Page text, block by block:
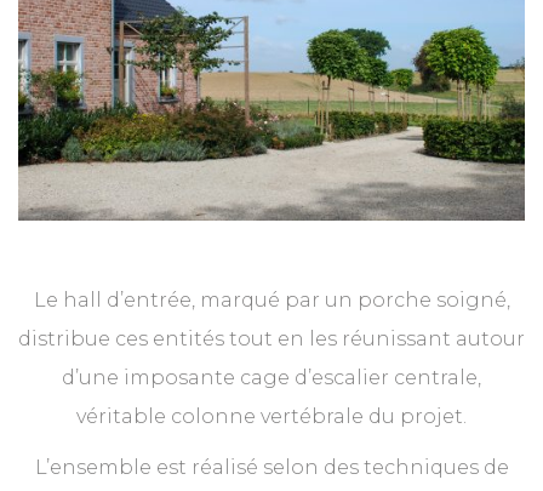
Le hall d’entrée, marqué par un porche soigné,
distribue ces entités tout en les réunissant autour
d’une imposante cage d’escalier centrale,
véritable colonne vertébrale du projet.
L’ensemble est réalisé selon des techniques de